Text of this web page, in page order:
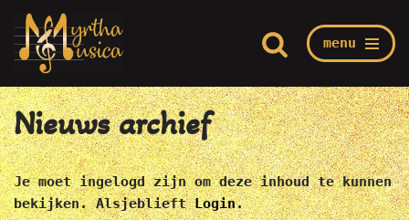
Ga
naar
de
inhoud
menu
Home/
Nieuws archief
Je moet ingelogd zijn om deze inhoud te kunnen
bekijken. AlsjeblieftLogin.